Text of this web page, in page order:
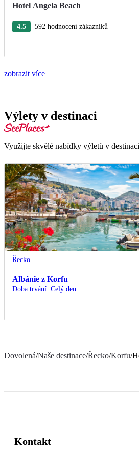
Hotel Angela Beach
4.5 592 hodnocení zákazníků
zobrazit více
Výlety v destinaci
Využijte skvělé nabídky výletů v
Řecko
Albánie z Korfu
Doba trvání: Celý den
Dovolená/Naše destinace/Řecko/Korfu/
Kontakt